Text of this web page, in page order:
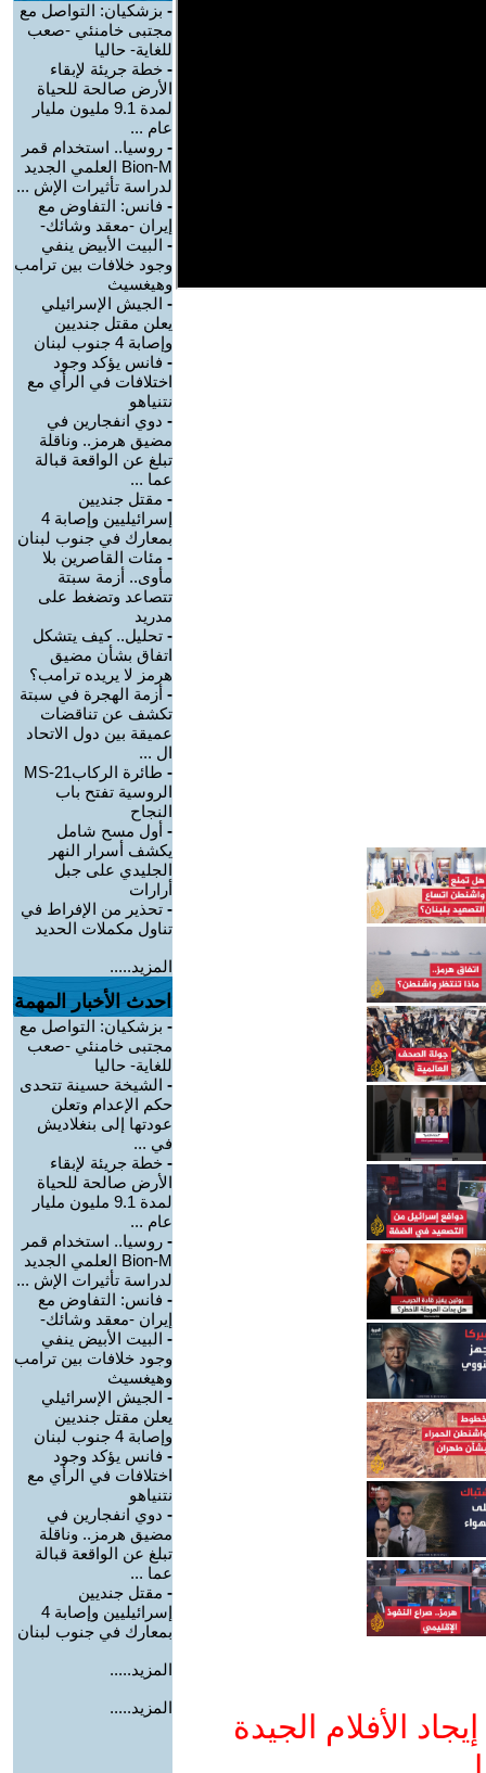
الأفلام الجيدة
- بزشكيان: التواصل مع
مجتبى خامنئي -صعب
للغاية- حاليا
- خطة جريئة لإبقاء
الأرض صالحة للحياة
لمدة 9.1 مليون مليار
عام ...
- روسيا.. استخدام قمر
Bion-M العلمي الجديد
لدراسة تأثيرات الإش ...
- فانس: التفاوض مع
إيران -معقد وشائك-
- البيت الأبيض ينفي
وجود خلافات بين ترامب
وهيغسيث
- الجيش الإسرائيلي
يعلن مقتل جنديين
وإصابة 4 جنوب لبنان
- فانس يؤكد وجود
اختلافات في الرأي مع
نتنياهو
- دوي انفجارين في
مضيق هرمز.. وناقلة
تبلغ عن الواقعة قبالة
عما ...
- مقتل جنديين
إسرائيليين وإصابة 4
بمعارك في جنوب لبنان
- مئات القاصرين بلا
مأوى.. أزمة سبتة
تتصاعد وتضغط على
مدريد
- تحليل.. كيف يتشكل
اتفاق بشأن مضيق
هرمز لا يريده ترامب؟
- أزمة الهجرة في سبتة
تكشف عن تناقضات
عميقة بين دول الاتحاد
ال ...
-
طائرة الركابMS-21
الروسية تفتح باب
النجاح
- أول مسح شامل
يكشف أسرار النهر
الجليدي على جبل
أرارات
- تحذير من الإفراط في
تناول مكملات الحديد
المزيد.....
احدث الأخبار المهمة
- بزشكيان: التواصل مع
مجتبى خامنئي -صعب
للغاية- حاليا
- الشيخة حسينة تتحدى
حكم الإعدام وتعلن
عودتها إلى بنغلاديش
في ...
- خطة جريئة لإبقاء
الأرض صالحة للحياة
لمدة 9.1 مليون مليار
عام ...
- روسيا.. استخدام قمر
Bion-M العلمي الجديد
لدراسة تأثيرات الإش ...
- فانس: التفاوض مع
إيران -معقد وشائك-
- البيت الأبيض ينفي
وجود خلافات بين ترامب
وهيغسيث
- الجيش الإسرائيلي
يعلن مقتل جنديين
وإصابة 4 جنوب لبنان
- فانس يؤكد وجود
اختلافات في الرأي مع
نتنياهو
- دوي انفجارين في
مضيق هرمز.. وناقلة
تبلغ عن الواقعة قبالة
عما ...
- مقتل جنديين
إسرائيليين وإصابة 4
بمعارك في جنوب لبنان
المزيد.....
المزيد.....